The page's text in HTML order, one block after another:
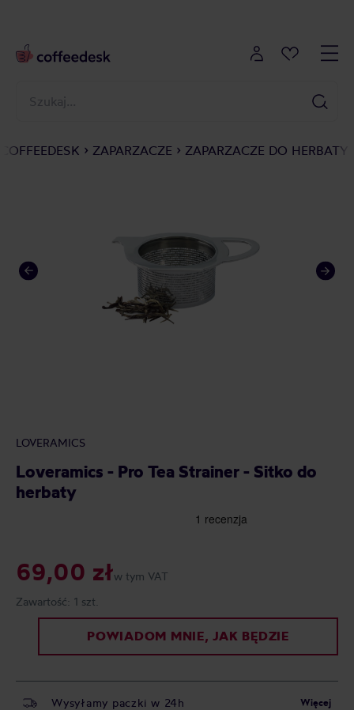
COFFEEDESK ZAPARZACZE ZAPARZACZE DO HERBATY
LOVERAMICS
Loveramics - Pro Tea Strainer - Sitko do
herbaty
69,00 złw tym VAT
Zawartość: 1 szt.
POWIADOM MNIE, JAK BĘDZIE
Wysyłamy paczki w 24h Więcej